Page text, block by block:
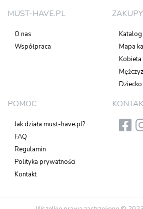
MUST-HAVE.PL
O nas
Współpraca
Mapa
Kobieta
Dziecko
POMOC
Jak działa must-have.pl?
FAQ
Regulamin
Polityka prywatności
Kontakt